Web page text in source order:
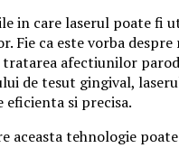
in care laserul poate fi
Fie ca este vorba despre
afectiunilor
de tesut gingival,
si precisa.
aceasta tehnologie